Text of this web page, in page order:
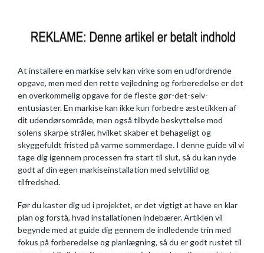
At installere en markise selv kan virke som en udfordrende
opgave, men med den rette vejledning og forberedelse er det
en overkommelig opgave for de fleste gør-det-selv-
entusiaster. En markise kan ikke kun forbedre æstetikken af
dit udendørsområde, men også tilbyde beskyttelse mod
solens skarpe stråler, hvilket skaber et behageligt og
skyggefuldt fristed på varme sommerdage. I denne guide vil vi
tage dig igennem processen fra start til slut, så du kan nyde
godt af din egen markiseinstallation med selvtillid og
tilfredshed.
Før du kaster dig ud i projektet, er det vigtigt at have en klar
plan og forstå, hvad installationen indebærer. Artiklen vil
begynde med at guide dig gennem de indledende trin med
fokus på forberedelse og planlægning, så du er godt rustet til